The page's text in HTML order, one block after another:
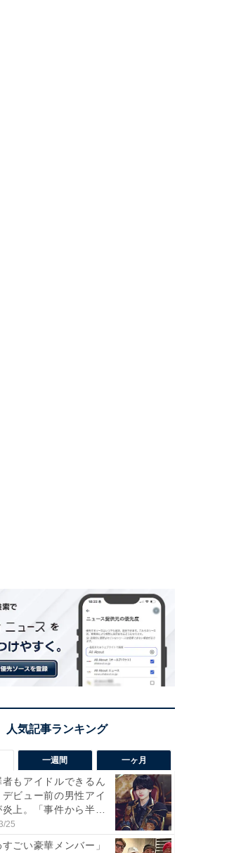
一週間 一ヶ月
者もアイドルできるん
デビュー前の男性アイ
炎上。「事件から半年
25
すごい豪華メンバー」